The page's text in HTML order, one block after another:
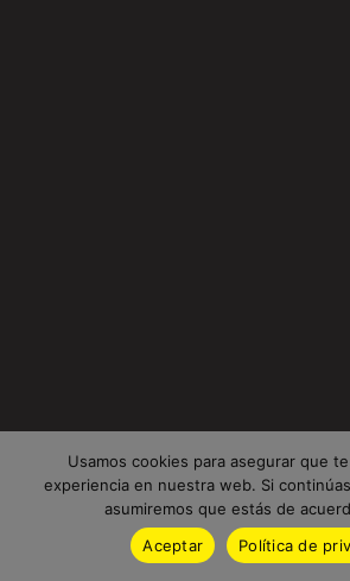
Usamos cookies para asegurar que
experiencia en nuestra web. Si
asumiremos que estás de
Aceptar
Política de